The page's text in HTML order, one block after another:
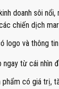
doanh sôi nổi,
chiến dịch
và thông
từ cái nhìn
phẩm có giá trị,